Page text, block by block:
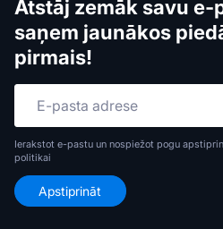
Atstāj zemāk savu
saņem jaunākos
pirmais!
Ierakstot e-pastu un nospiežot pogu
politikai